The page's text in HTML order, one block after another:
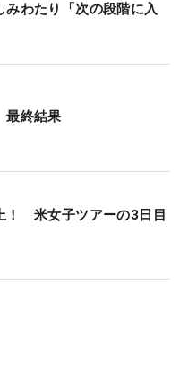
みわたり「次の段階に入
終結果
！ 米女子ツアーの3日目